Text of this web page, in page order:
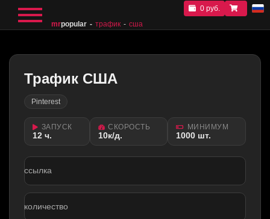
mrpopular трафик сша
0 руб.
Трафик США
Pinterest
ЗАПУСК
12 ч.
СКОРОСТЬ
10к/д.
МИНИМУМ
1000 шт.
ссылка
количество